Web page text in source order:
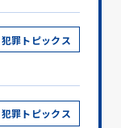
犯罪トピックス
犯罪トピックス